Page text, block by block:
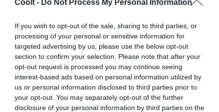
Coolt - Do Not Process My Personal Information
If you wish to opt-out of the sale, sharing to third parties, or
processing of your personal or sensitive information for
targeted advertising by us, please use the below opt-out
section to confirm your selection. Please note that after your
opt-out request is processed you may continue seeing
interest-based ads based on personal information utilized by
us or personal information disclosed to third parties prior to
your opt-out. You may separately opt-out of the further
disclosure of your personal information by third parties on the
ARTES
Ciudad Juárez, hoy igual que ayer
'Señorita extraviada', el documental pionero de Lourdes
Portillo sobre las desaparecidas de Ciudad Juárez, cumple 20
años. Poco ha cambiado desde entonces.
PHILIPP ENGEL BARCELONA 02/06/2021